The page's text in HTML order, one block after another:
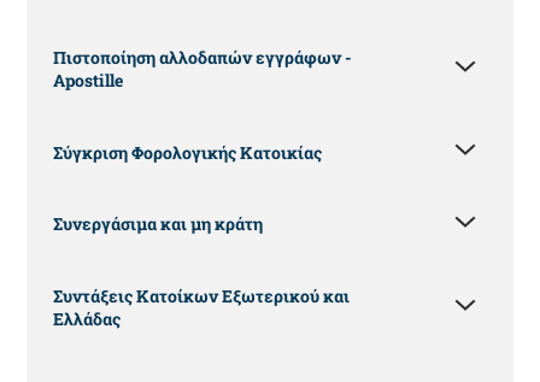
Πιστοποίηση αλλοδαπών εγγράφων -
Apostille
Σύγκριση Φορολογικής Κατοικίας
Συνεργάσιμα και μη κράτη
Συντάξεις Κατοίκων Εξωτερικού και
Ελλάδας